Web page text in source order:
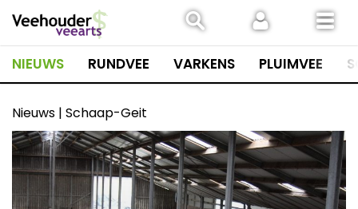
naar
inhoud
NIEUWS RUNDVEE VARKENS PLUIMVEE
Nieuws | Schaap-Geit